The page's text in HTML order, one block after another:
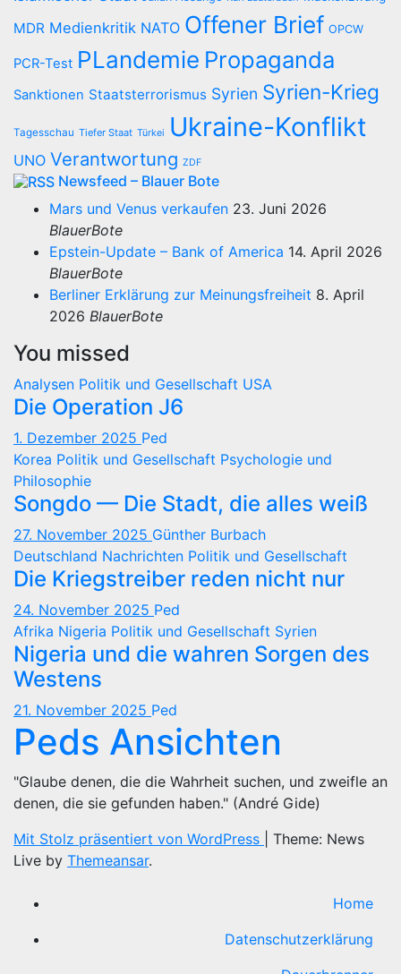
MDR Medienkritik NATO Offener Brief OPCW
PCR-Test PLandemie Propaganda
Sanktionen Staatsterrorismus Syrien Syrien-Krieg
Tagesschau Tiefer Staat Türkei Ukraine-Konflikt
UNO Verantwortung ZDF
Newsfeed – Blauer Bote
Mars und Venus verkaufen 23. Juni 2026
BlauerBote
Epstein-Update – Bank of America 14. April 2026
BlauerBote
Berliner Erklärung zur Meinungsfreiheit 8. April
2026 BlauerBote
You missed
Analysen Politik und Gesellschaft USA
Die Operation J6
1. Dezember 2025 Ped
Korea Politik und Gesellschaft Psychologie und
Philosophie
Songdo — Die Stadt, die alles weiß
27. November 2025 Günther Burbach
Deutschland Nachrichten Politik und Gesellschaft
Die Kriegstreiber reden nicht nur
24. November 2025 Ped
Afrika Nigeria Politik und Gesellschaft Syrien
Nigeria und die wahren Sorgen des
Westens
21. November 2025 Ped
Peds Ansichten
"Glaube denen, die die Wahrheit suchen, und zweifle an
denen, die sie gefunden haben." (André Gide)
Mit Stolz präsentiert von WordPress
Theme: News
Live by Themeansar.
Home
Datenschutzerklärung